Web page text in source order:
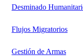
Desminado
Flujos Migratorios
Gestión de Armas